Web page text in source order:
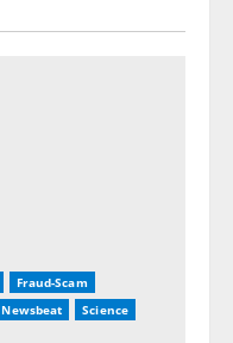
Fraud-Scam
Newsbeat
Science